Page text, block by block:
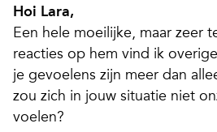
Hoi Lara,
Een hele moeilijke, maar zeer
reacties op hem vind ik
je gevoelens zijn meer dan
zou zich in jouw situatie niet
voelen?